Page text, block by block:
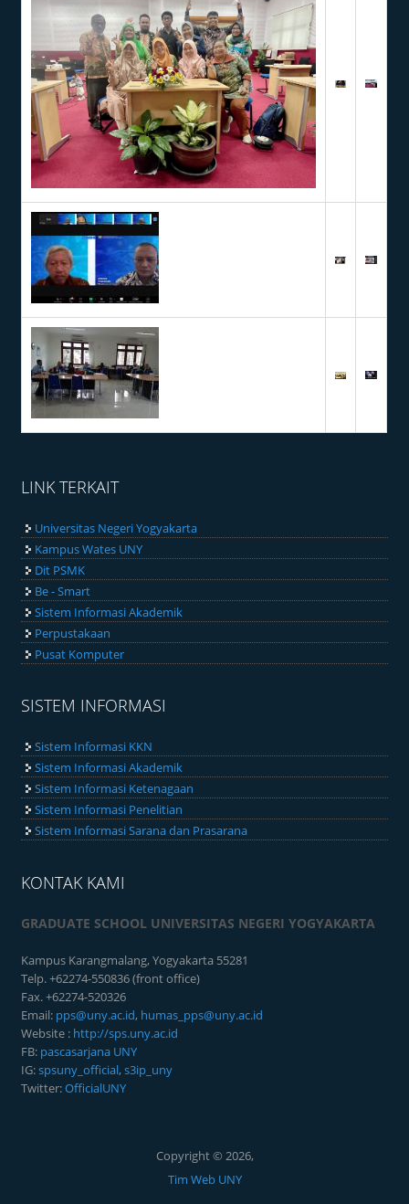
LINK TERKAIT
Universitas Negeri Yogyakarta
Kampus Wates UNY
Dit PSMK
Be - Smart
Sistem Informasi Akademik
Perpustakaan
Pusat Komputer
SISTEM INFORMASI
Sistem Informasi KKN
Sistem Informasi Akademik
Sistem Informasi Ketenagaan
Sistem Informasi Penelitian
Sistem Informasi Sarana dan Prasarana
KONTAK KAMI
GRADUATE SCHOOL UNIVERSITAS NEGERI YOGYAKARTA
Kampus Karangmalang, Yogyakarta 55281
Telp. +62274-550836 (front office)
Fax. +62274-520326
Email: pps@uny.ac.id, humas_pps@uny.ac.id
Website : http://sps.uny.ac.id
FB: pascasarjana UNY
IG:spsuny_official,s3ip_uny
Twitter:OfficialUNY
Copyright © 2026,
Tim Web UNY